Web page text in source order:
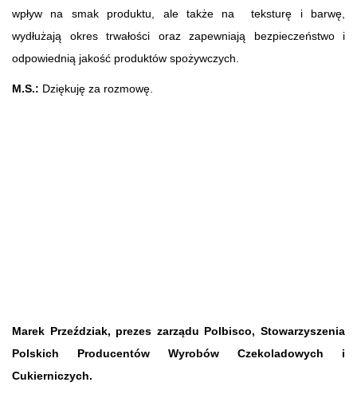
wpływ na smak produktu, ale także na teksturę i barwę,
wydłużają okres trwałości oraz zapewniają bezpieczeństwo i
odpowiednią jakość produktów spożywczych.
M.S.: Dziękuję za rozmowę.
Marek Przeździak, prezes zarządu Polbisco, Stowarzyszenia
Polskich Producentów Wyrobów Czekoladowych i
Cukierniczych.